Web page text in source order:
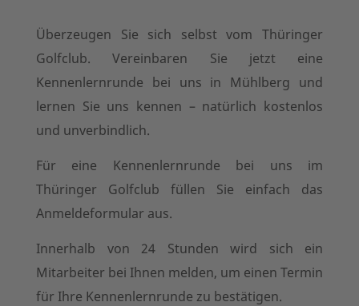
Überzeugen Sie sich selbst vom Thüringer
Golfclub. Vereinbaren Sie jetzt eine
Kennenlernrunde bei uns in Mühlberg und
lernen Sie uns kennen – natürlich kostenlos
und unverbindlich.
Für eine Kennenlernrunde bei uns im
Thüringer Golfclub füllen Sie einfach das
Anmeldeformular aus.
Innerhalb von 24 Stunden wird sich ein
Mitarbeiter bei Ihnen melden, um einen Termin
für Ihre Kennenlernrunde zu bestätigen.